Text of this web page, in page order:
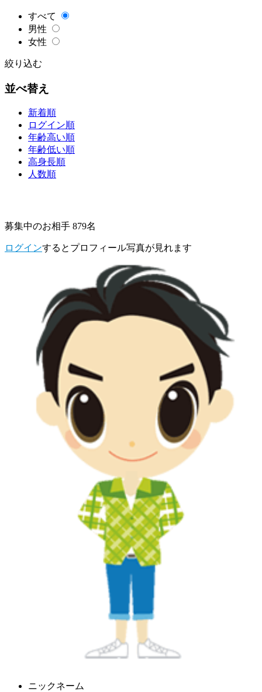
すべて
男性
女性
絞り込む
並べ替え
新着順
ログイン順
年齢高い順
年齢低い順
高身長順
人数順
募集中のお相手 879名
ログインするとプロフィール写真が見れます
ニックネーム